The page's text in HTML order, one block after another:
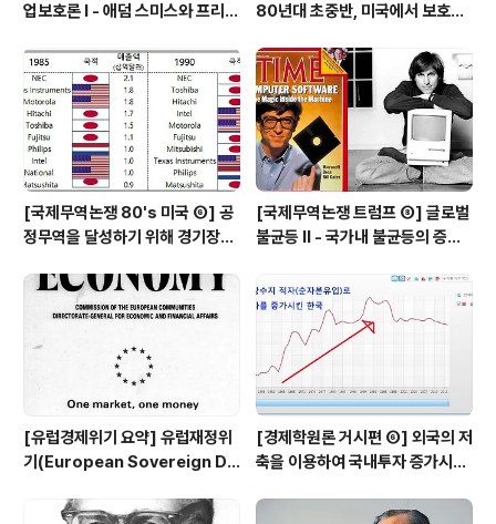
업보호론 Ⅰ - 애덤 스미스와 프리드
80년대 초중반, 미국에서 보호주
ctionism)
[국제무역논쟁 80's 미국 ⑥] 공
정무역을 달성하기 위해 경기장을
도체 분쟁과 전략적 무역 정책 논
[국제무역논쟁 트럼프 ⑧] 글로벌
불균등 Ⅱ - 국가내 불균등의 증가
역 때문인가 기술변화 때문인가
[유럽경제위기 요약] 유럽재정위
기(European Sovereign De
[경제학원론 거시편 ⑥] 외국의 저
축을 이용하여 국내투자 증가시키
것인가?